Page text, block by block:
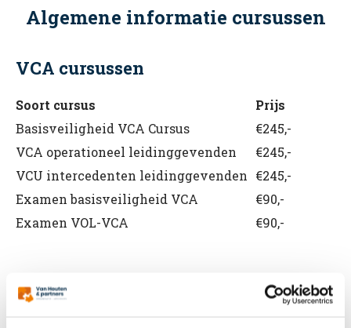
Algemene informatie cursussen
VCA cursussen
Soort cursus
Prijs
Basisveiligheid VCA Cursus
€245,-
VCA operationeel leidinggevenden
€245,-
VCU intercedenten leidinggevenden €245,-
Examen basisveiligheid VCA
€90,-
Examen VOL-VCA
€90,-